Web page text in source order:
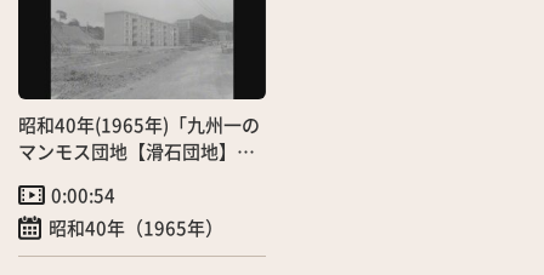
昭和40年(1965年)「九州一の
マンモス団地【滑石団地】分
0:00:54
昭和40年（1965年）